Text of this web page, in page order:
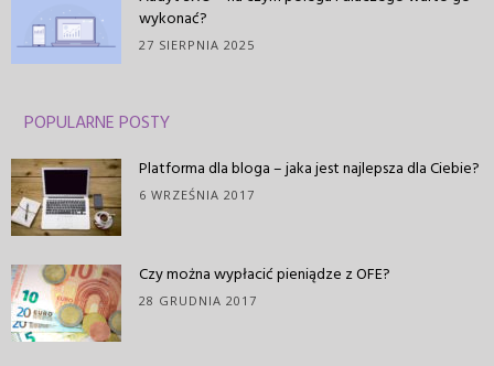
wykonać?
27 SIERPNIA 2025
POPULARNE POSTY
Platforma dla bloga – jaka jest najlepsza dla Ciebie?
6 WRZEŚNIA 2017
Czy można wypłacić pieniądze z OFE?
28 GRUDNIA 2017